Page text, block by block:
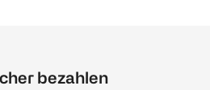
bezahlen